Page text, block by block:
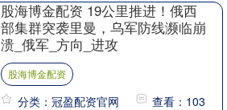
花厅，面对....
股海博金配资 19公里推进！俄西
部集群突袭里曼，乌军防线濒临崩
溃_俄军_方向_进攻
股海博金配资
分类：冠盈配资官网 查看：103